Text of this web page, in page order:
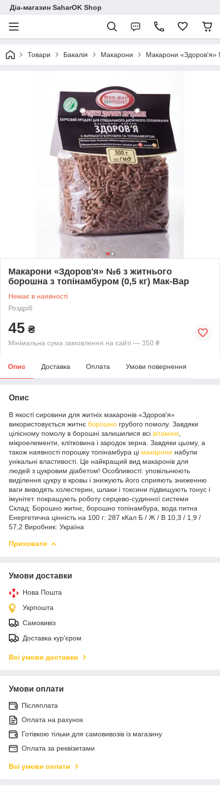
Діа-магазин SaharOK Shop
Товари Бакалія Макарони Макарони «Здоров'я»
Макарони «Здоров'я» №6 з житнього
борошна з топінамбуром (0,5 кг) Мак-Вар
Немає в наявності
Роздріб
45 ₴
Мінімальна сума замовлення на сайті — 350 ₴
Опис Доставка Оплата Умови повернення
Опис
В якості сировини для житніх макаронів «Здоров'я»
використовується житнє борошно грубого помолу. Завдяки
цілісному помолу в борошні залишилися всі вітаміни
мікроелементи, клітковина і зародок зерна. Завдяки цьому, а
також наявності порошку топінамбура ці макарони набули
унікальні властивості. Це найкращий вид макаронів для
людей з цукровим діабетом! Особливості: уповільнюють
виділення цукру в кровы і знижують його сприяють зниженню
ваги виводять холестерин, шлаки і токсини підвищують тонус і
імунітет. покращують роботу серцево-судинної системи
Склад: Борошно житнє, борошно топінамбура, вода питна
Енергетична цінність на 100 г: 287 кКал Б / Ж / В 10,3 / 1,9 /
57,2 Виробник: Україна
Приховати
Умови доставки
Нова Пошта
Укрпошта
Самовивіз
Доставка кур'єром
Всі умови доставки
Умови оплати
Післяплата
Оплата на рахунок
Готівкою тільки для самовивозів із магазину
Оплата за реквізитами
Всі умови оплати